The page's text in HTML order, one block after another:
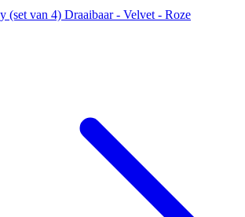
(set van 4) Draaibaar - Velvet - Roze